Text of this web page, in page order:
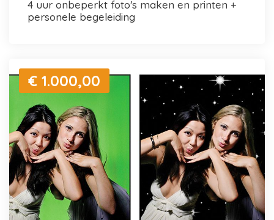
4 uur onbeperkt foto's maken en printen +
personele begeleiding
€ 1.000,00